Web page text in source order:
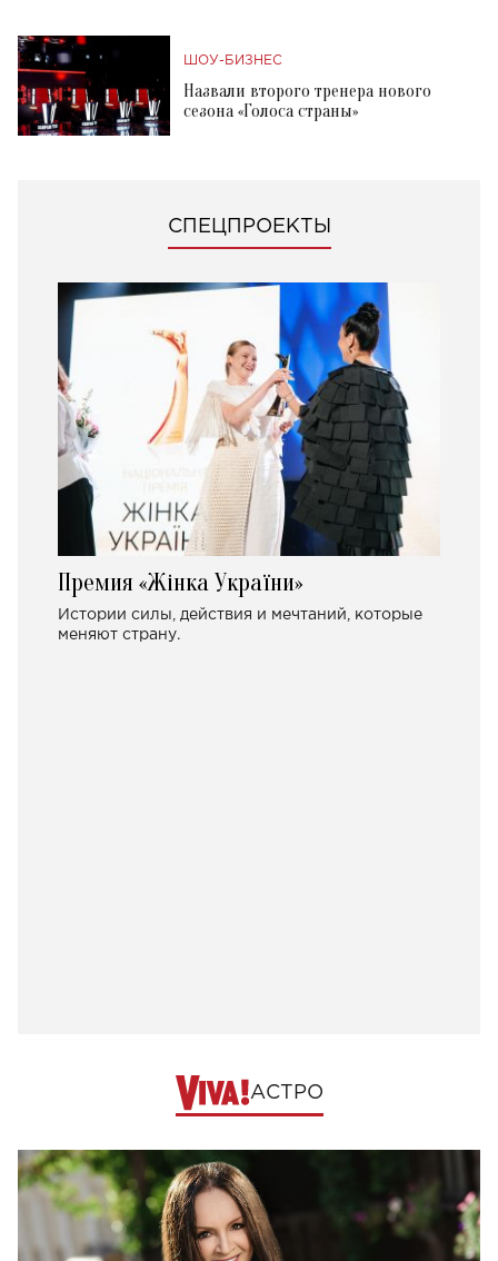
ШОУ-БИЗНЕС
Назвали второго тренера нового
сезона «Голоса страны»
СПЕЦПРОЕКТЫ
Премия «Жінка України»
Истории силы, действия и мечтаний, которые
меняют страну.
АСТРО